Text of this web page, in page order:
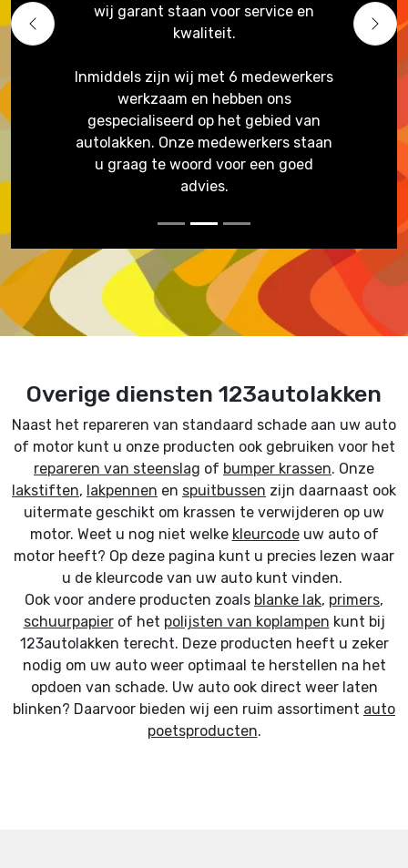
wij garant staan voor service en
kwaliteit.
Inmiddels zijn wij met 6 medewerkers
werkzaam en hebben ons
gespecialiseerd op het gebied van
autolakken. Onze medewerkers staan
u graag te woord voor een goed
advies.
Previous Next
Overige diensten 123autolakken
Naast het repareren van standaard schade aan uw auto
of motor kunt u onze producten ook gebruiken voor het
repareren van steenslag of bumper krassen. Onze
lakstiften, lakpennen en spuitbussen zijn daarnaast ook
uitermate geschikt om krassen te verwijderen op uw
motor. Weet u nog niet welke kleurcodeuw auto of
motor heeft? Op deze pagina kunt u precies lezen waar
u de kleurcode van uw auto kunt vinden.
Ook voor andere producten zoals blanke lak, primers,
schuurpapierof het polijsten van koplampen kunt bij
123autolakken terecht. Deze producten heeft u zeker
nodig om uw auto weer optimaal te herstellen na het
opdoen van schade. Uw auto ook direct weer laten
blinken? Daarvoor bieden wij een ruim assortiment auto
poetsproducten.